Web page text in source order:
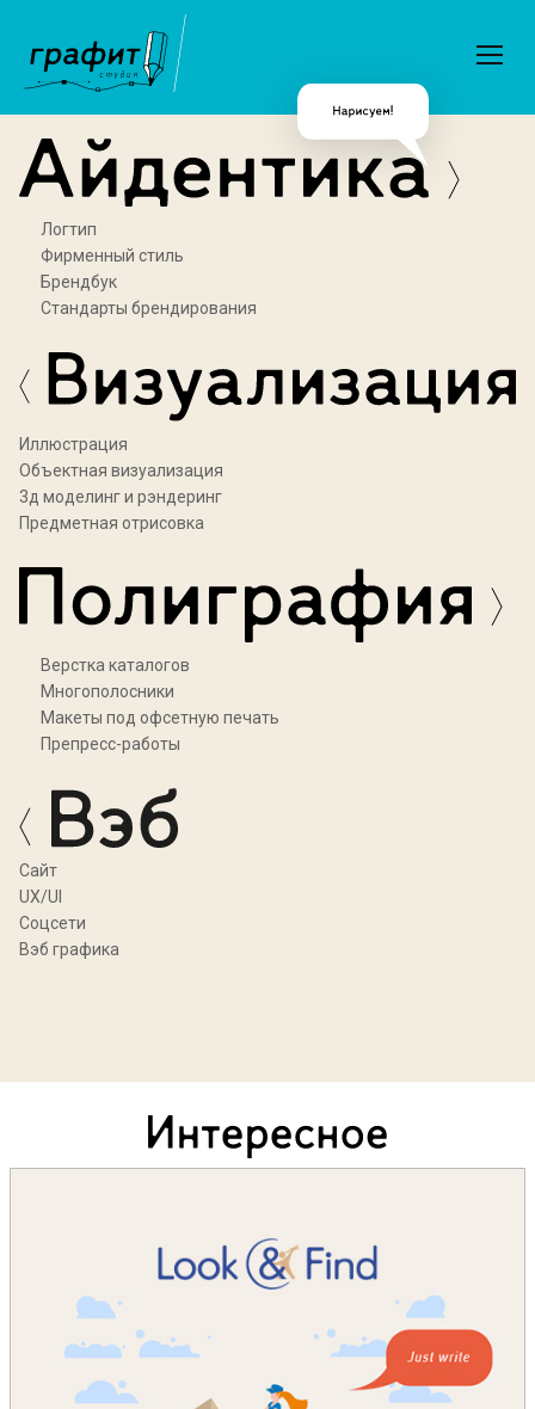
Логтип
Фирменный стиль
Брендбук
Стандарты брендирования
Иллюстрация
Объектная визуализация
3д моделинг и рэндеринг
Предметная отрисовка
Верстка каталогов
Многополосники
Макеты под офсетную печать
Препресс-работы
Cайт
UX/UI
Соцсети
Вэб графика